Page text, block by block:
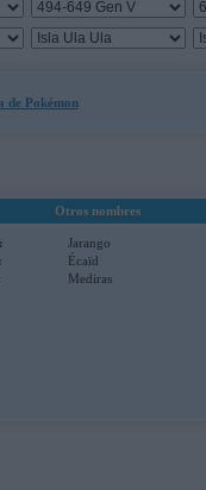
de Pokémon
Otros nombres
Jarango
Écaïd
Mediras